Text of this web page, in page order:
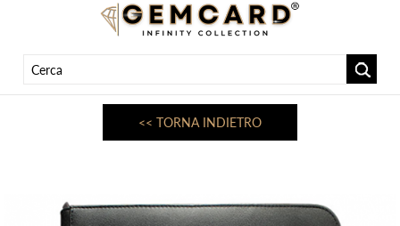
<< TORNA INDIETRO